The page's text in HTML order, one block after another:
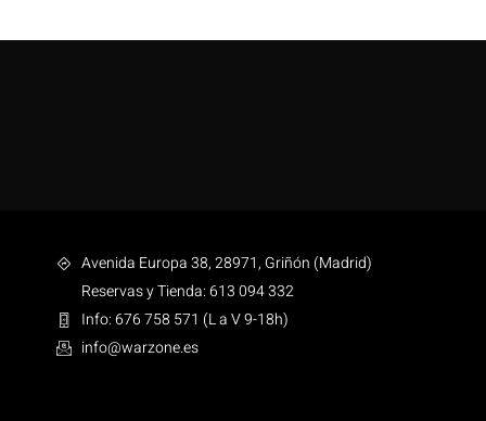
Avenida Europa 38, 28971, Griñón (Madrid)
Reservas y Tienda: 613 094 332
Info: 676 758 571 (L a V 9-18h)
info@warzone.es